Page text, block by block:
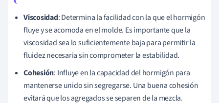
Viscosidad: Determina la facilidad con la que el hormigón
fluye y se acomoda en el molde. Es importante que la
viscosidad sea lo suficientemente baja para permitir la
fluidez necesaria sin comprometer la estabilidad.
Cohesión: Influye en la capacidad del hormigón para
mantenerse unido sin segregarse. Una buena cohesión
evitará que los agregados se separen de la mezcla.